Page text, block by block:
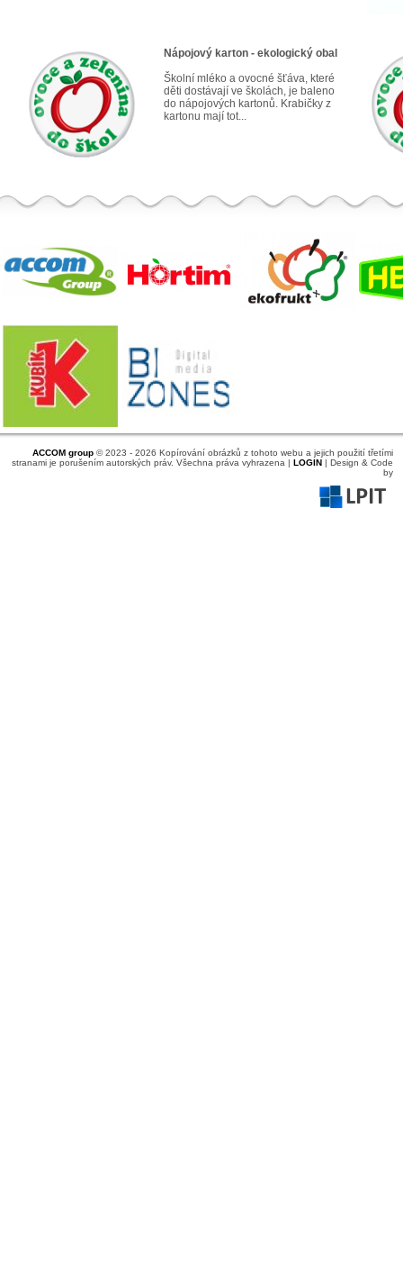
Nápojový karton - ekologický obal
Školní mléko a ovocné šťáva, které
děti dostávají ve školách, je baleno
do nápojových kartonů. Krabičky z
kartonu mají tot...
ACCOM group© 2023 - 2026 Kopírování obrázků z tohoto webu a jejich použití třetími
stranami je porušením autorských práv. Všechna práva vyhrazena | LOGIN| Design & Code
by